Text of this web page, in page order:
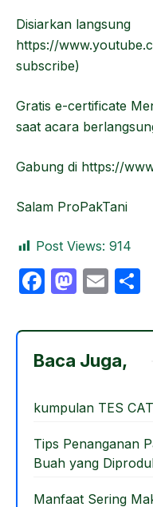
Disiarkan langsung
https://
subscribe)
Gratis e-certificate
saat acara
Gabung di https://
Salam ProPakTani
Post Views: 914
F
c
e
o
o
k
M
st
o
o
n
E
ail
Baca Juga,
kumpulan TES
Tips Penanganan
Buah yang
Manfaat Sering